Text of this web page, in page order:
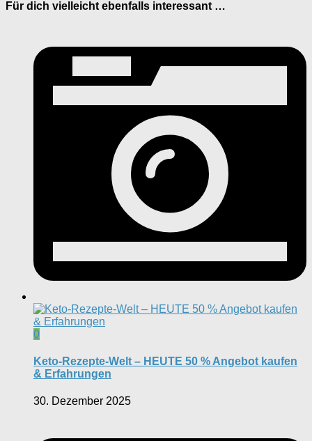
Für dich vielleicht ebenfalls interessant …
0
Keto-Rezepte-Welt – HEUTE 50 % Angebot kaufen
& Erfahrungen
30. Dezember 2025